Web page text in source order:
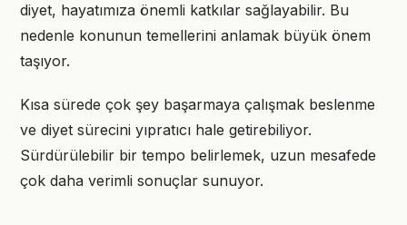
diyet, hayatımıza önemli katkılar sağlayabilir. Bu
nedenle konunun temellerini anlamak büyük önem
taşıyor.
Kısa sürede çok şey başarmaya çalışmak beslenme
ve diyet sürecini yıpratıcı hale getirebiliyor.
Sürdürülebilir bir tempo belirlemek, uzun mesafede
çok daha verimli sonuçlar sunuyor.